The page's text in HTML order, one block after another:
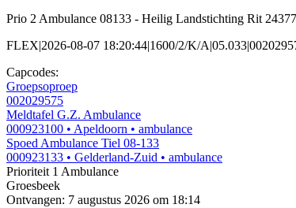
Prio 2 Ambulance 08133 - Heilig Landstichting Rit
FLEX|2026-08-07 18:20:44|1600/2/K/
Capcodes:
Groepsoproep
002029575
Meldtafel G.Z. Ambulance
000923100 • Apeldoorn • ambulance
Spoed Ambulance Tiel 08-133
000923133 • Gelderland-Zuid • ambulance
Prioriteit 1 Ambulance
Groesbeek
Ontvangen: 7 augustus 2026 om 18:14